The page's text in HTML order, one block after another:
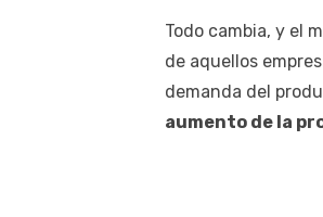
Todo cambia, y el
de aquellos
demanda del
aumento de la